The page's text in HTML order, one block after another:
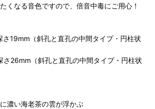
くなる音色ですので、倍音中毒にご用心！
19mm（斜孔と直孔の中間タイプ・円柱状
さ26mm（斜孔と直孔の中間タイプ・円柱状
濃い海老茶の雲が浮かぶ